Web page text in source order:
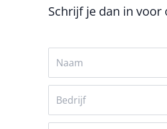
Schrijf je dan in voor